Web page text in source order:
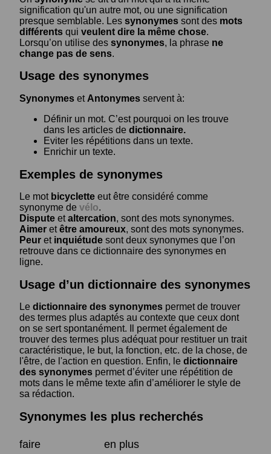
signification qu'un autre mot, ou une signification
presque semblable. Les synonymes sont des mots
différents qui veulent dire la même chose.
Lorsqu’on utilise des synonymes, la phrase ne
change pas de sens.
Usage des synonymes
Synonymes et Antonymes servent à:
Définir un mot. C’est pourquoi on les trouve
dans les articles de dictionnaire.
Eviter les répétitions dans un texte.
Enrichir un texte.
Exemples de synonymes
Le mot bicyclette eut être considéré comme
synonyme de vélo.
Dispute etaltercation, sont des mots synonymes.
Aimer etêtre amoureux, sont des mots synonymes.
Peur et inquiétude sont deux synonymes que l’on
retrouve dans ce dictionnaire des synonymes en
ligne.
Usage d’un dictionnaire des synonymes
Le dictionnaire des synonymes permet de trouver
des termes plus adaptés au contexte que ceux dont
on se sert spontanément. Il permet également de
trouver des termes plus adéquat pour restituer un trait
caractéristique, le but, la fonction, etc. de la chose, de
l'être, de l'action en question. Enfin, le dictionnaire
des synonymes permet d’éviter une répétition de
mots dans le même texte afin d’améliorer le style de
sa rédaction.
Synonymes les plus recherchés
faire
en plus